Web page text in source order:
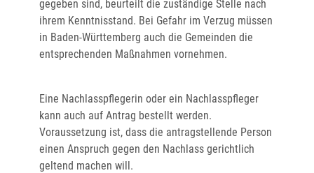
gegeben sind, beurteilt die zuständige Stelle nach
ihrem Kenntnisstand. Bei Gefahr im Verzug müssen
in Baden-Württemberg auch die Gemeinden die
entsprechenden Maßnahmen vornehmen.
Eine Nachlasspflegerin oder ein Nachlasspfleger
kann auch auf Antrag bestellt werden.
Voraussetzung ist, dass die antragstellende Person
einen Anspruch gegen den Nachlass gerichtlich
geltend machen will.